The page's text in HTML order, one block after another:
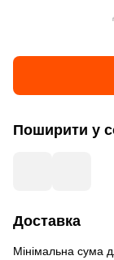
Поширити у
Доставка
Мінімальна сума